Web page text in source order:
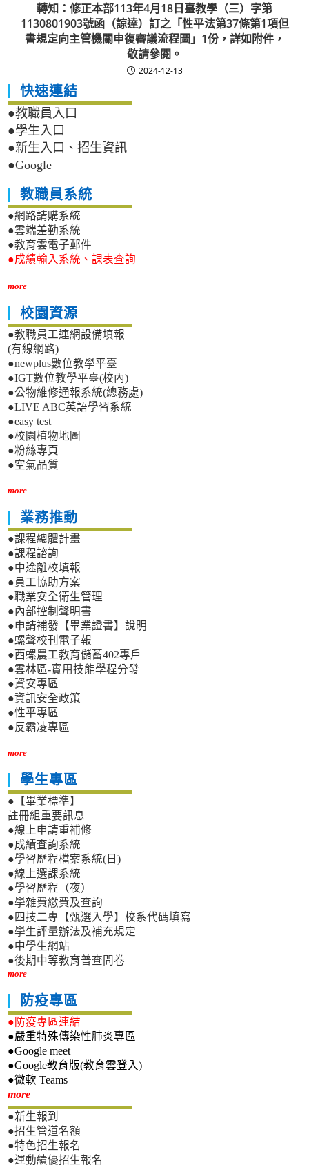
轉知：修正本部113年4月18日臺教學（三）字第
1130801903號函（諒達）訂之「性平法第37條第1項但
書規定向主管機關申復審議流程圖」1份，詳如附件，
敬請參閱。
2024-12-13
快速連結
●教職員入口
●學生入口
●新生入口、招生資訊
●Google
教職員系統
●網路請購系統
●雲端差勤系統
●教育雲電子郵件
●成績輸入系統、課表查詢
more
校園資源
●教職員工連網設備填報
(有線網路)
●newplus數位教學平臺
●IGT數位教學平臺(校內)
●公物維修通報系統(總務處)
●LIVE ABC英語學習系統
●easy test
●校園植物地圖
●粉絲專頁
●空氣品質
more
業務推動
●課程總體計畫
●課程諮詢
●中途離校填報
●員工協助方案
●職業安全衛生管理
●內部控制聲明書
●申請補發【畢業證書】說明
●螺聲校刊電子報
●西螺農工教育儲蓄402專戶
●雲林區-實用技能學程分發
●資安專區
●資訊安全政策
●性平專區
●反霸凌專區
more
學生專區
●【畢業標準】
註冊組重要訊息
●線上申請重補修
●成績查詢系統
●學習歷程檔案系統(日)
●線上選課系統
●學習歷程（夜）
●學雜費繳費及查詢
●四技二專【甄選入學】校系代碼填寫
●學生評量辦法及補充規定
●中學生網站
●後期中等教育普查問卷
more
防疫專區
●防疫專區連結
●嚴重特殊傳染性肺炎專區
●Google meet
●Google教育版(教育雲登入)
●微軟 Teams
more新生專區
●新生報到
●招生管道名額
●特色招生報名
●運動績優招生報名